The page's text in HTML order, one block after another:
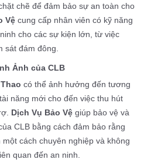
chẽ để đảm bảo sự an toàn cho
Vệ cung cấp nhân viên có kỹ năng
cho các sự kiện lớn, từ việc
sát đám đông.
Ảnh của CLB
có thể ảnh hưởng đến tương
năng mới cho đến việc thu hút
Dịch Vụ Bảo Vệ giúp bảo vệ và
CLB bằng cách đảm bảo rằng
cách chuyên nghiệp và không
quan đến an ninh.